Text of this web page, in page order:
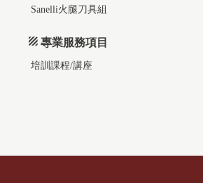
Sanelli火腿刀具組
專業服務項目
培訓課程/講座